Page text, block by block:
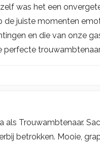
was het een
de juiste momenten
en die van onze
perfecte
als Trouwambtenaar.
betrokken. Mooie,